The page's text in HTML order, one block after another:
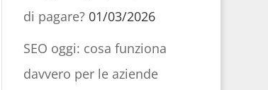
di pagare? 01/03/2026
SEO oggi: cosa funziona
davvero per le aziende